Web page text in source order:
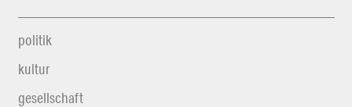
politik
kultur
gesellschaft